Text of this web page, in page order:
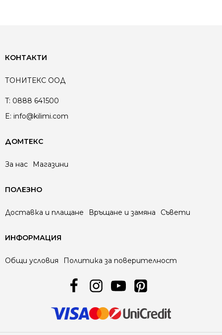
КОНТАКТИ
ТОНИТЕКС ООД
T: 0888 641500
E: info@kilimi.com
ДОМТЕКС
За нас Магазини
ПОЛЕЗНО
Доставка и плащане Връщане и замяна Съвети
ИНФОРМАЦИЯ
Общи условия Политика за поверителност